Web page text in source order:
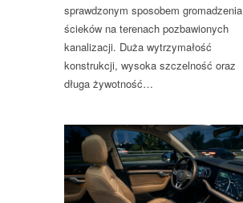
sprawdzonym sposobem gromadzenia
ścieków na terenach pozbawionych
kanalizacji. Duża wytrzymałość
konstrukcji, wysoka szczelność oraz
długa żywotność…